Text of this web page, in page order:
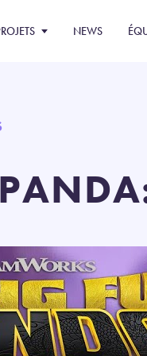
NEWS